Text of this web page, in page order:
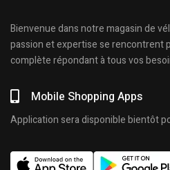
Bienvenue dans notre magasin de
passion et expertise se rencontrent
complète répondant à tous vos
Mobile Shopping Apps
Application sera disponible bientôt